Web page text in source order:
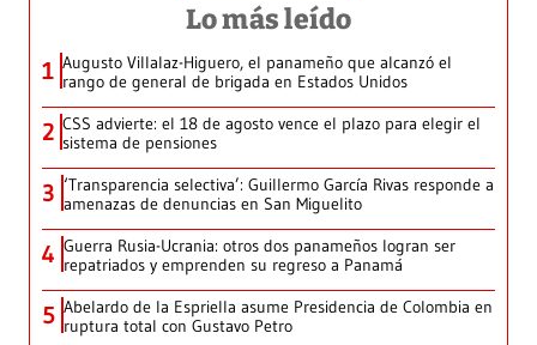
Lo más leído
1 Augusto Villalaz-Higuero, el panameño que alcanzó el
rango de general de brigada en Estados Unidos
2 CSS advierte: el 18 de agosto vence el plazo para elegir el
sistema de pensiones
3 ‘Transparencia selectiva’: Guillermo García Rivas responde a
amenazas de denuncias en San Miguelito
4 Guerra Rusia-Ucrania: otros dos panameños logran ser
repatriados y emprenden su regreso a Panamá
5 Abelardo de la Espriella asume Presidencia de Colombia en
ruptura total con Gustavo Petro